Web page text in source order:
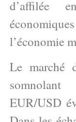
d’affilée
l’économie
Le marché
EUR/USD